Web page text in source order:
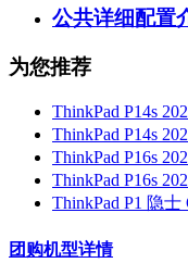
公共详细配置
为您推荐
ThinkPad P14s
ThinkPad P14s
ThinkPad P16s
ThinkPad P16s
ThinkPad P1 隐
团购机型详情